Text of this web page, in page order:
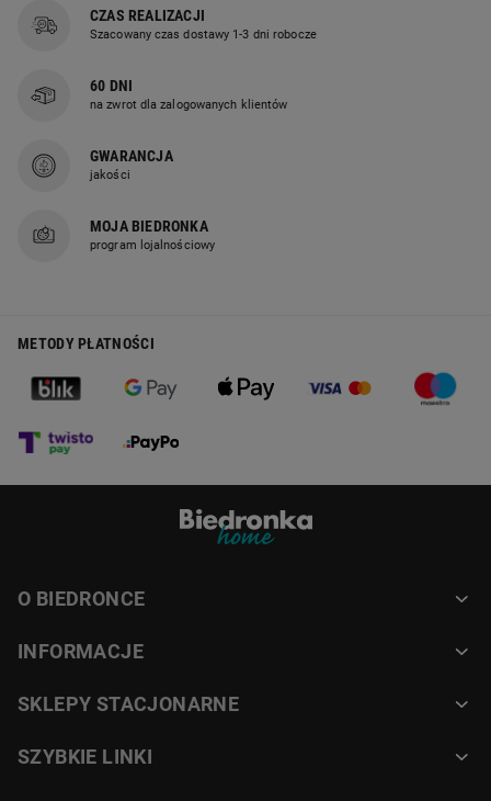
CZAS REALIZACJI
Szacowany czas dostawy 1-3 dni robocze
60 DNI
na zwrot dla zalogowanych klientów
GWARANCJA
jakości
MOJA BIEDRONKA
program lojalnościowy
METODY PŁATNOŚCI
O BIEDRONCE
INFORMACJE
SKLEPY STACJONARNE
SZYBKIE LINKI